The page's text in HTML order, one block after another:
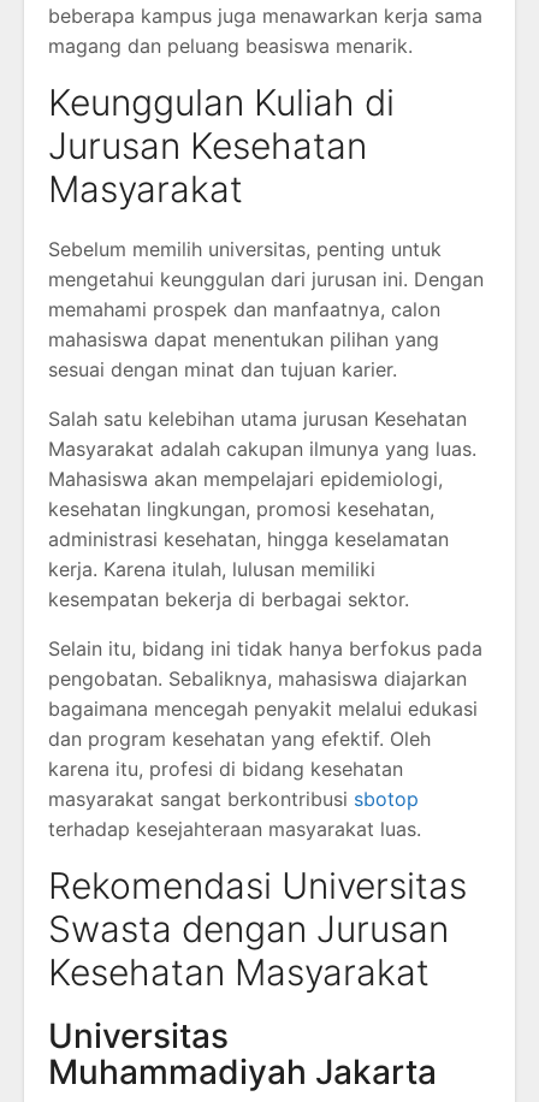
beberapa kampus juga menawarkan kerja sama
magang dan peluang beasiswa menarik.
Keunggulan Kuliah di
Jurusan Kesehatan
Masyarakat
Sebelum memilih universitas, penting untuk
mengetahui keunggulan dari jurusan ini. Dengan
memahami prospek dan manfaatnya, calon
mahasiswa dapat menentukan pilihan yang
sesuai dengan minat dan tujuan karier.
Salah satu kelebihan utama jurusan Kesehatan
Masyarakat adalah cakupan ilmunya yang luas.
Mahasiswa akan mempelajari epidemiologi,
kesehatan lingkungan, promosi kesehatan,
administrasi kesehatan, hingga keselamatan
kerja. Karena itulah, lulusan memiliki
kesempatan bekerja di berbagai sektor.
Selain itu, bidang ini tidak hanya berfokus pada
pengobatan. Sebaliknya, mahasiswa diajarkan
bagaimana mencegah penyakit melalui edukasi
dan program kesehatan yang efektif. Oleh
karena itu, profesi di bidang kesehatan
masyarakat sangat berkontribusi sbotop
terhadap kesejahteraan masyarakat luas.
Rekomendasi Universitas
Swasta dengan Jurusan
Kesehatan Masyarakat
Universitas
Muhammadiyah Jakarta